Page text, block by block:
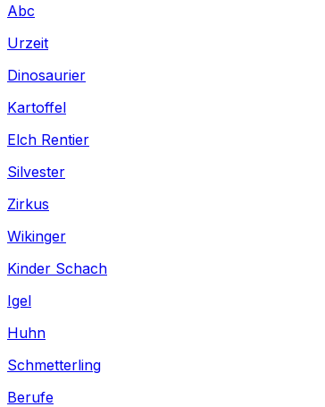
Abc
Urzeit
Dinosaurier
Kartoffel
Elch Rentier
Silvester
Zirkus
Wikinger
Kinder Schach
Igel
Huhn
Schmetterling
Berufe